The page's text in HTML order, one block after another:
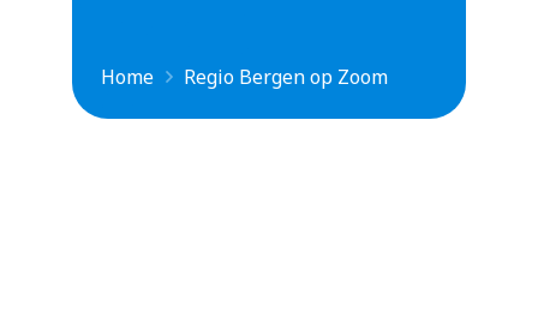
Home Regio Bergen op Zoom